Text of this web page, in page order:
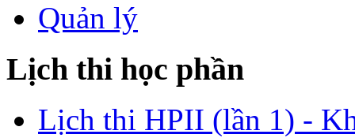
Quản lý
Lịch thi học phần
Lịch thi HPII (lần 1) -